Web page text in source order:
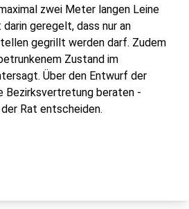
zwei Meter langen Leine
geregelt, dass nur an
gegrillt werden darf. Zudem
Zustand im
Über den Entwurf der
Bezirksvertretung beraten -
Rat entscheiden.